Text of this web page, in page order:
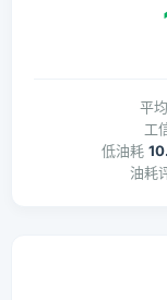
平
工
低油耗
油耗